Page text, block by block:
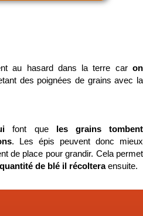
au hasard dans la terre caron
des poignées de grains avec la
font que les grains tombent
. Les épis peuvent donc mieux
de place pour grandir. Cela permet
de blé il récolteraensuite.